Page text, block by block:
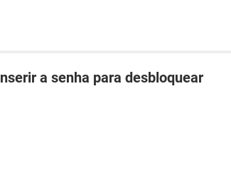
a senha para desbloquear